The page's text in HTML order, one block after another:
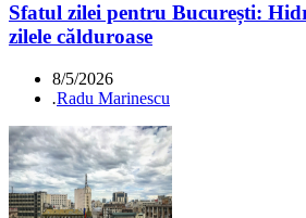
Sfatul zilei pentru București:
zilele călduroase
8/5/2026
.Radu Marinescu